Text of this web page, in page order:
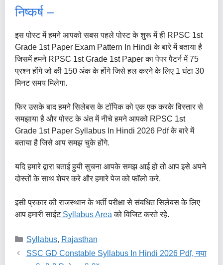
निष्कर्ष –
इस पोस्ट में हमने आपको सबस पहले पोस्ट के शुरू में ही RPSC 1st
Grade 1st Paper Exam Pattern In Hindi के बारे में बताया है
जिसमें हमने RPSC 1st Grade 1st Paper का पेपर पैटर्न में 75
प्रश्न होंगे जो की 150 अंक के होंगे जिसे हल करने के लिए 1 घंटा 30
मिनट समय मिलेगा.
फिर उसके बाद हमने सिलेबस के टॉपिक को एक एक करके विस्तार से
समझाया है और पोस्ट के अंत में नीचे हमने आपको RPSC 1st
Grade 1st Paper Syllabus In Hindi 2026 Pdf के बारे में
बताया है जिसे आप समझ चुके होंगे.
यदि हमारे द्वारा बताई हुयी सुचना आपके समझ आई हो तो आप इसे अपने
दोस्तों के साथ शेयर करे और हमारे पेज को फॉलो करे.
इसी प्रकार की राजस्थान के भर्ती परीक्षा से संबधित सिलेबस के लिए
आप हमारी साईटSyllabus Area को विजिट करते रहे.
Categories
Syllabus, Rajasthan
SSC GD Constable Syllabus In Hindi 2026 Pdf, नया